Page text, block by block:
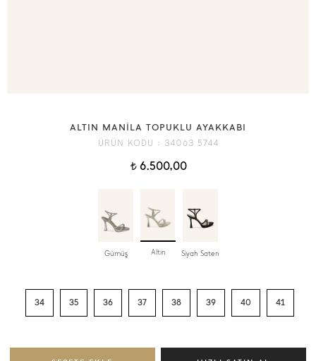
ALTIN MANİLA TOPUKLU AYAKKABI
ÜRÜN KODU : 34063 5744
t6.500,00
Gümüş Altın Siyah Saten
34 35 36 37 38 39 40 41